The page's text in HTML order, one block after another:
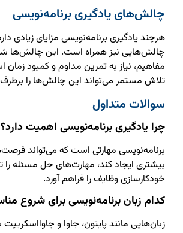
چالش‌های یادگیری برنامه‌نویسی
هرچند یادگیری برنامه‌نویسی مزایای زیادی
چالش‌هایی نیز همراه است. این چالش‌ها
مفاهیم، نیاز به تمرین مداوم و کمبود زمان
تلاش مستمر می‌تواند این چالش‌ها را
سوالات متداول
چرا یادگیری برنامه‌نویسی اهمیت دارد؟
برنامه‌نویسی مهارتی است که می‌تواند
بیشتری ایجاد کند، مهارت‌های حل مسئله را
خودکارسازی وظایف را فراهم آورد.
کدام زبان برنامه‌نویسی برای شروع
زبان‌هایی مانند پایتون، جاوا و جاوااسکریپت